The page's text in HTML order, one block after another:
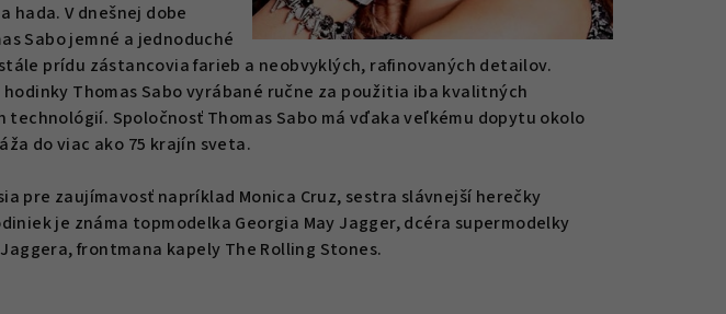
hada. V dnešnej dobe
Sabo jemné a jednoduché
prídu zástancovia farieb a neobvyklých, rafinovaných detailov.
hodinky Thomas Sabo vyrábané ručne za použitia iba kvalitných
Spoločnosť Thomas Sabo má vďaka veľkému dopytu okolo
do viac ako 75 krajín sveta.
pre zaujímavosť napríklad Monica Cruz, sestra slávnejší herečky
je známa topmodelka Georgia May Jagger, dcéra supermodelky
frontmana kapely The Rolling Stones.